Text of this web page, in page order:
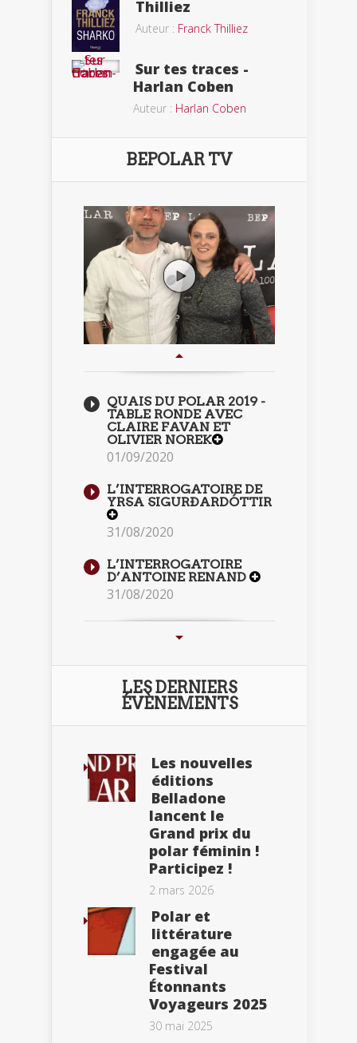
Thilliez
Auteur : Franck Thilliez
Sur tes traces -
Harlan Coben
Auteur : Harlan Coben
BEPOLAR TV
QUAIS DU POLAR 2019 -
TABLE RONDE AVEC
CLAIRE FAVAN ET
OLIVIER NOREK
01/09/2020
L’INTERROGATOIRE DE
YRSA SIGURÐARDÓTTIR
31/08/2020
L’INTERROGATOIRE
D’ANTOINE RENAND
31/08/2020
LES DERNIERS
ÉVÈNEMENTS
Les nouvelles
éditions
Belladone
lancent le
Grand prix du
polar féminin !
Participez !
2 mars 2026
Polar et
littérature
engagée au
Festival
Étonnants
Voyageurs 2025
30 mai 2025